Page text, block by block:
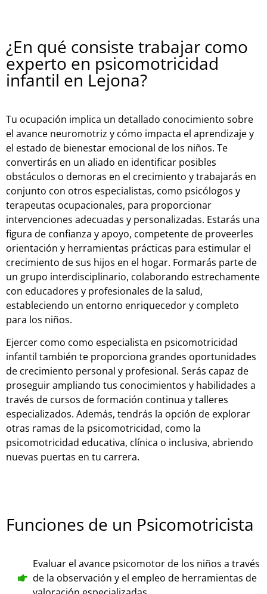
¿En qué consiste trabajar como
experto en psicomotricidad
infantil en Lejona?
Tu ocupación implica un detallado conocimiento sobre
el avance neuromotriz y cómo impacta el aprendizaje y
el estado de bienestar emocional de los niños. Te
convertirás en un aliado en identificar posibles
obstáculos o demoras en el crecimiento y trabajarás en
conjunto con otros especialistas, como psicólogos y
terapeutas ocupacionales, para proporcionar
intervenciones adecuadas y personalizadas. Estarás una
figura de confianza y apoyo, competente de proveerles
orientación y herramientas prácticas para estimular el
crecimiento de sus hijos en el hogar. Formarás parte de
un grupo interdisciplinario, colaborando estrechamente
con educadores y profesionales de la salud,
estableciendo un entorno enriquecedor y completo
para los niños.
Ejercer como como especialista en psicomotricidad
infantil también te proporciona grandes oportunidades
de crecimiento personal y profesional. Serás capaz de
proseguir ampliando tus conocimientos y habilidades a
través de cursos de formación continua y talleres
especializados. Además, tendrás la opción de explorar
otras ramas de la psicomotricidad, como la
psicomotricidad educativa, clínica o inclusiva, abriendo
nuevas puertas en tu carrera.
Funciones de un Psicomotricista
Evaluar el avance psicomotor de los niños a través
de la observación y el empleo de herramientas de